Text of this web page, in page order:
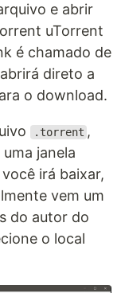
e abrir
uTorrent
é chamado de
direto a
o download.
.torrent ,
janela
irá baixar,
vem um
do autor do
o local